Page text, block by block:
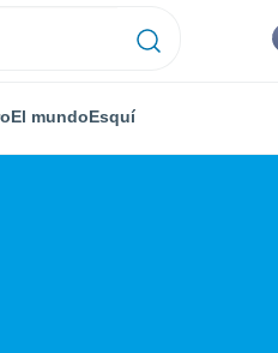
El mundoEsquí